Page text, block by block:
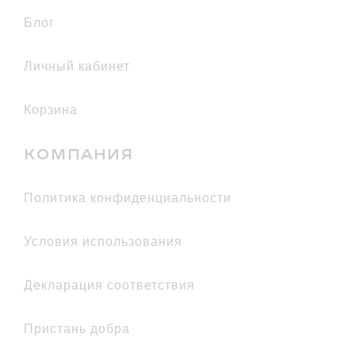
Блог
Личный кабинет
Корзина
КОМПАНИЯ
политика конфиденциальности
условия использования
декларация соответствия
Пристань добра